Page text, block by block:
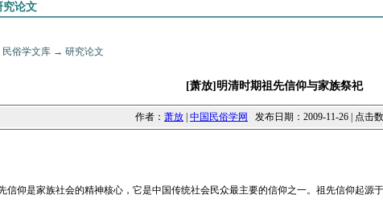
究论文
民俗学文库→ 研究论文
[萧放]明清时期祖先信仰与家族祭祀
作者： 萧放 中国民俗学网 发布日期：2009-11-26 | 点击
信仰是家族社会的精神核心，它是中国传统社会民众最主要的信仰之一。祖先信仰起源